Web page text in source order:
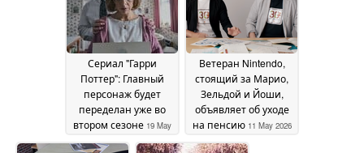
Сериал "Гарри
Поттер": Главный
персонаж будет
переделан уже во
втором сезоне 19 May
2026
Ветеран Nintendo,
стоящий за Марио,
Зельдой и Йоши,
объявляет об уходе
на пенсию 11 May 2026